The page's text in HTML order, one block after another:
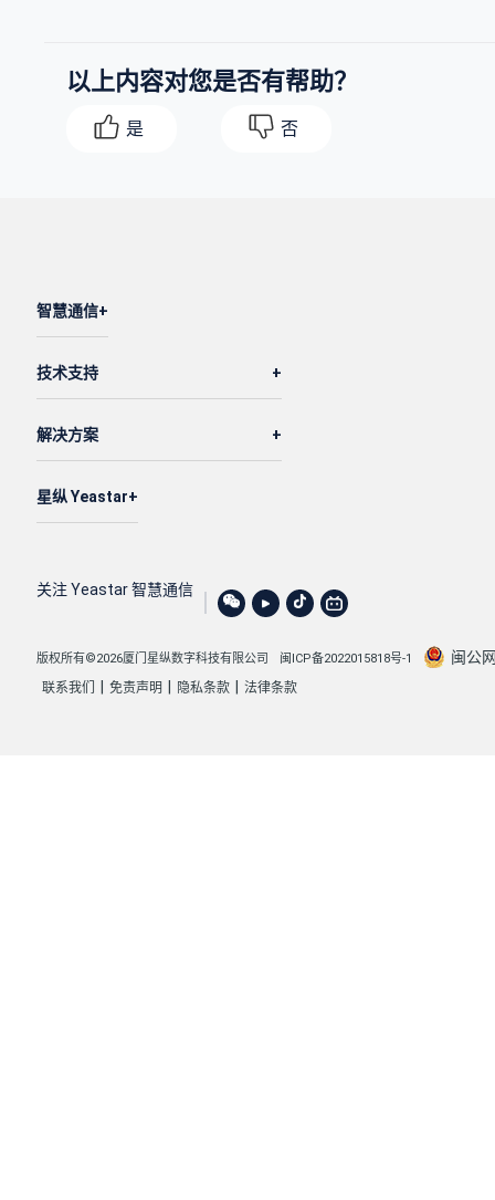
以上内容对您是否有帮助？
是 否
智慧通信
技术支持
解决方案
星纵 Yeastar
关注 Yeastar 智慧通信
版权所有©2026厦门星纵数字科技有限公司 闽ICP备2022015818号-1 闽公
联系我们 免责声明 隐私条款 法律条款